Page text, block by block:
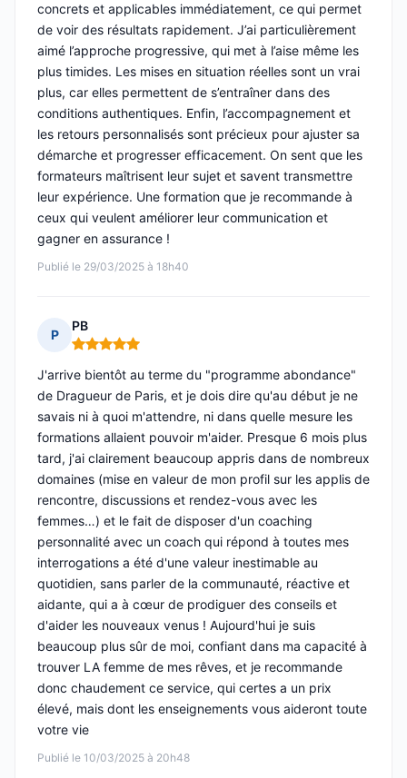
Publié le 29/03/2025 à 18h40
concrets et applicables immédiatement, ce qui permet
de voir des résultats rapidement. J’ai particulièrement
aimé l’approche progressive, qui met à l’aise même les
plus timides. Les mises en situation réelles sont un vrai
plus, car elles permettent de s’entraîner dans des
conditions authentiques. Enfin, l’accompagnement et
les retours personnalisés sont précieux pour ajuster sa
démarche et progresser efficacement. On sent que les
formateurs maîtrisent leur sujet et savent transmettre
leur expérience. Une formation que je recommande à
ceux qui veulent améliorer leur communication et
gagner en assurance !
P
PB
Note : 5 sur 5
Publié le 10/03/2025 à 20h48
J'arrive bientôt au terme du "programme abondance"
de Dragueur de Paris, et je dois dire qu'au début je ne
savais ni à quoi m'attendre, ni dans quelle mesure les
formations allaient pouvoir m'aider. Presque 6 mois plus
tard, j'ai clairement beaucoup appris dans de nombreux
domaines (mise en valeur de mon profil sur les applis de
rencontre, discussions et rendez-vous avec les
femmes…) et le fait de disposer d'un coaching
personnalité avec un coach qui répond à toutes mes
interrogations a été d'une valeur inestimable au
quotidien, sans parler de la communauté, réactive et
aidante, qui a à cœur de prodiguer des conseils et
d'aider les nouveaux venus ! Aujourd'hui je suis
beaucoup plus sûr de moi, confiant dans ma capacité à
trouver LA femme de mes rêves, et je recommande
donc chaudement ce service, qui certes a un prix
élevé, mais dont les enseignements vous aideront toute
votre vie